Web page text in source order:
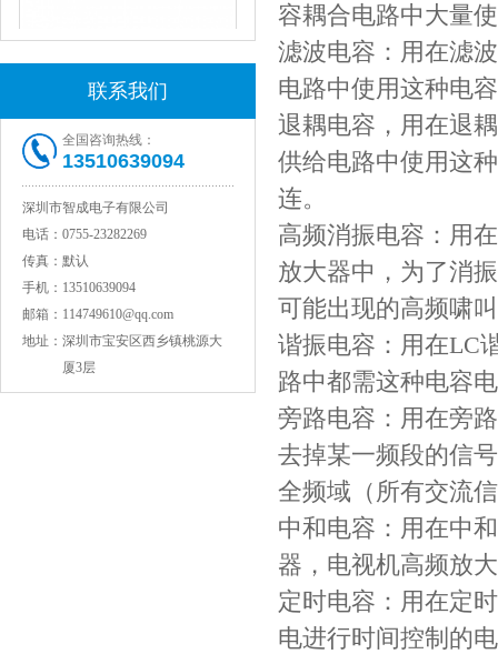
联系我们
全国咨询热线：
13510639094
深圳市智成电子有限公司
电话： 0755-23282269
传真： 默认
手机： 13510639094
邮箱： 114749610@qq.com
地址： 深圳市宝安区西乡镇桃源大
厦3层
容耦合电路中大量
滤波电容：用在滤
电路中使用这种电
退耦电容，用在退
供给电路中使用这
连。
高频消振电容：用
放大器中，为了消
可能出现的高频啸
谐振电容：用在LC
路中都需这种电容
旁路电容：用在旁
去掉某一频段的信
全频域（所有交流
中和电容：用在中
器，电视机高频放
定时电容：用在定
电进行时间控制的